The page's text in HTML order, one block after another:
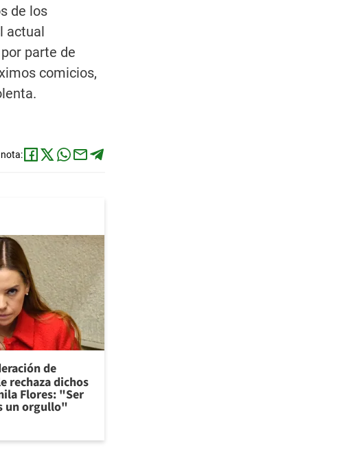
de los
actual
parte de
comicios,
de
rechaza dichos
Flores: "Ser
un orgullo"